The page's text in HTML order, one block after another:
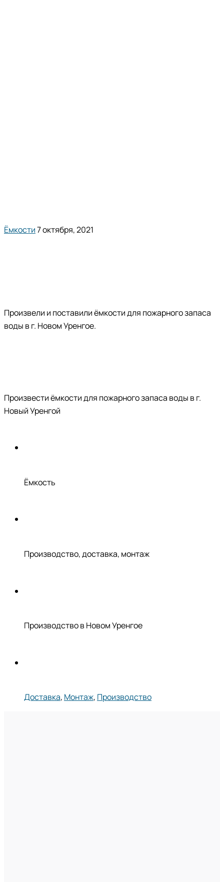
Ёмкости7 октября, 2021
Произвели и поставили ёмкости для пожарного запаса
воды в г. Новом Уренгое.
Произвести ёмкости для пожарного запаса воды в г.
Новый Уренгой
Ёмкость
Производство, доставка, монтаж
Производство в Новом Уренгое
Доставка, Монтаж, Производство